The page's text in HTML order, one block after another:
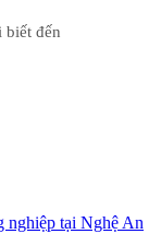
biết đến
tại Nghệ An